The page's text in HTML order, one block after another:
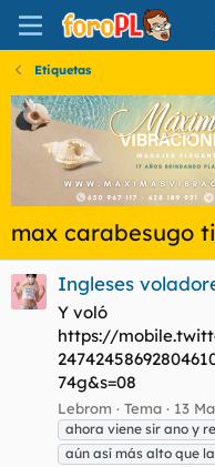
Etiquetas
max carabesugo
Ingleses
Y voló
https://
74g&s=08
Lebrom Tema 13
ahora viene sir ano y
aún así más alto que